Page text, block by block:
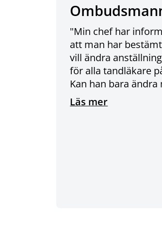
"Min chef har
att man har
vill ändra
för alla tandläkare
Kan han bara ändra
Läs mer